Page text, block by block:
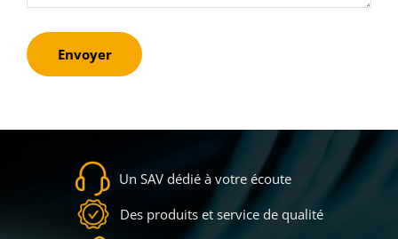
Envoyer
Un SAV dédié à votre écoute
Des produits et service de qualité